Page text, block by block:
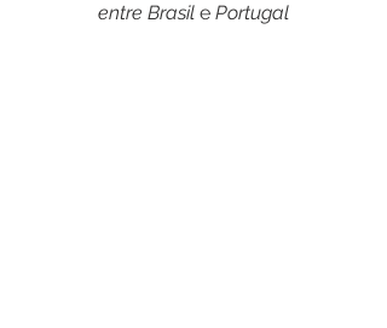
entre Brasil e Portugal